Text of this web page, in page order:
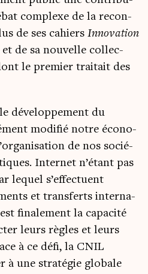
com­plexe de la recon­
de ses cahiers Inno­va­tion
de sa nou­velle col­lec­
le pre­mier trai­tait des
déve­lop­pe­ment du
modi­fié notre éco­no­
de nos socié­
Inter­net n’étant pas
lequel s’effectuent
et trans­ferts inter­na­
fina­le­ment la capa­ci­té
leurs règles et leurs
à ce défi, la CNIL
à une stra­té­gie glo­bale